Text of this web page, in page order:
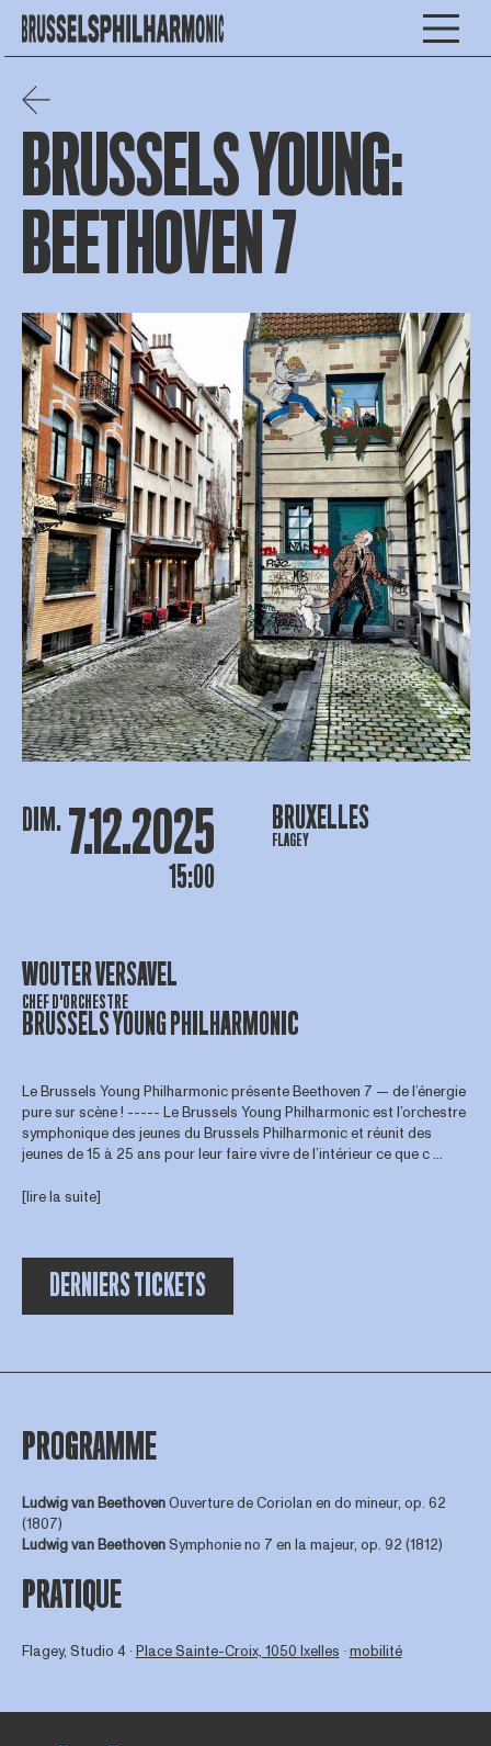
BRUSSELS YOUNG:
BEETHOVEN 7
DIM. 7.12.2025
15:00
BRUXELLES
FLAGEY
WOUTER VERSAVEL
CHEF D'ORCHESTRE
BRUSSELS YOUNG PHILHARMONIC
Le Brussels Young Philharmonic présente Beethoven 7 — de l’énergie
pure sur scène ! ----- Le Brussels Young Philharmonic est l’orchestre
symphonique des jeunes du Brussels Philharmonic et réunit des
jeunes de 15 à 25 ans pour leur faire vivre de l’intérieur ce que c ...
[lire la suite]
DERNIERS TICKETS
PROGRAMME
Ludwig van BeethovenOuverture de Coriolan en do mineur, op. 62
(1807)
Ludwig van BeethovenSymphonie no 7 en la majeur, op. 92 (1812)
PRATIQUE
Flagey, Studio 4 ∙Place Sainte-Croix, 1050 Ixelles ∙mobilité